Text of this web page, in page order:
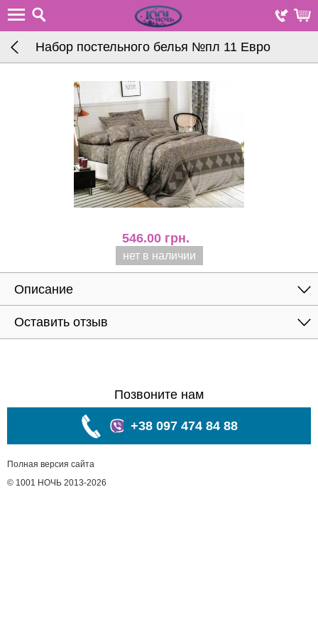
Набор постельного белья №пл 11 Евро
546.00 грн.
нет в наличии
Описание
Оставить отзыв
Позвоните нам
+38 097 474 84 88
Полная версия сайта
© 1001 НОЧЬ 2013-2026